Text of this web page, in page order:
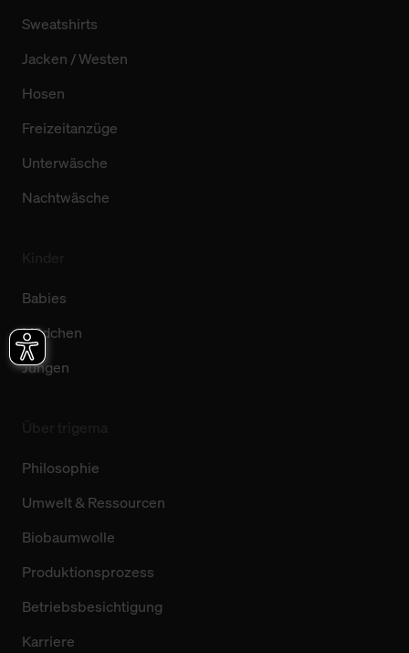
Sweatshirts
Jacken / Westen
Hosen
Freizeitanzüge
Unterwäsche
Nachtwäsche
Babies
Mädchen
Jungen
Philosophie
Umwelt & Ressourcen
Biobaumwolle
Produktionsprozess
Betriebsbesichtigung
Karriere